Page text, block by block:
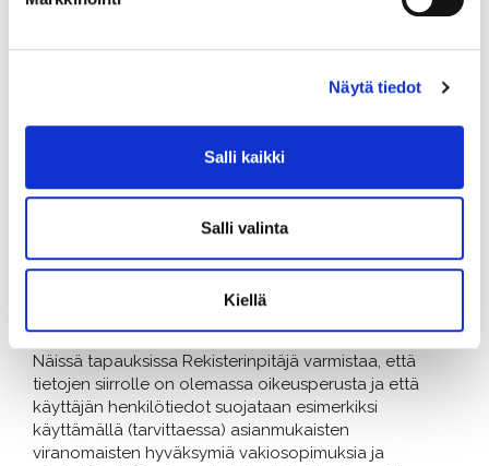
Näytä tiedot
Salli kaikki
Salli valinta
Kiellä
tiedot ole yhdistettävissä yksittäiseen henkilöön.
10. Siirrämmekö henkilötietojasi
EU-alueen ulkopuolelle?
Rekisterinpitäjä saattaa palveluja tarjotessaan käyttää
eri puolilla maailmaa sijaitsevia resursseja ja palvelimia.
palvelujen käyttömaan ulkopuolelle ja mahdollisesti
myös EU-alueen ulkopuolisiin maihin, joiden
Näissä tapauksissa Rekisterinpitäjä varmistaa, että
tietojen siirrolle on olemassa oikeusperusta ja että
käyttäjän henkilötiedot suojataan esimerkiksi
käyttämällä (tarvittaessa) asianmukaisten
viranomaisten hyväksymiä vakiosopimuksia ja